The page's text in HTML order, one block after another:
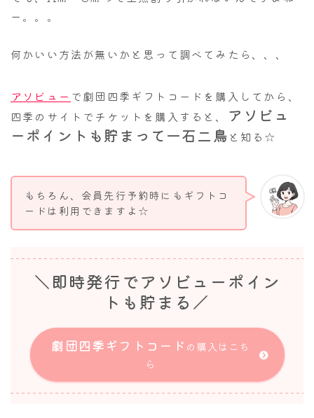
ー。。。
何かいい方法が無いかと思って調べてみたら、、、
アソビュー で劇団四季ギフトコードを購入してから、
四季のサイトでチケットを購入すると、
アソビュ
ーポイントも貯まって一石二鳥 と知る☆
もちろん、会員先行予約時にもギフトコ
ードは利用できますよ☆
＼即時発行でアソビューポイン
トも貯まる／
劇団四季ギフトコード の購入はこち
ら